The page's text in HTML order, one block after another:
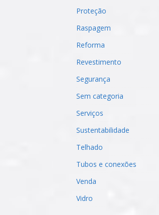
Proteção
Raspagem
Reforma
Revestimento
Segurança
Sem categoria
Serviços
Sustentabilidade
Telhado
Tubos e conexões
Venda
Vidro